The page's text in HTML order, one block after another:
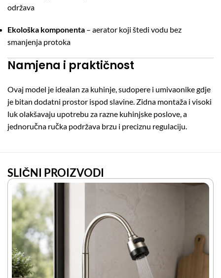
održava
Ekološka komponenta – aerator koji štedi vodu bez
smanjenja protoka
Namjena i praktičnost
Ovaj model je idealan za kuhinje, sudopere i umivaonike gdje
je bitan dodatni prostor ispod slavine. Zidna montaža i visoki
luk olakšavaju upotrebu za razne kuhinjske poslove, a
jednoručna ručka podržava brzu i preciznu regulaciju.
SLIČNI PROIZVODI